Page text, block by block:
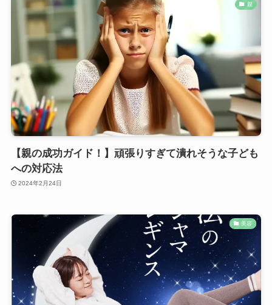
親
【親の成功ガイド！】頑張りすぎて潰れそうな子ども
への対応法
2024年2月24日
美容